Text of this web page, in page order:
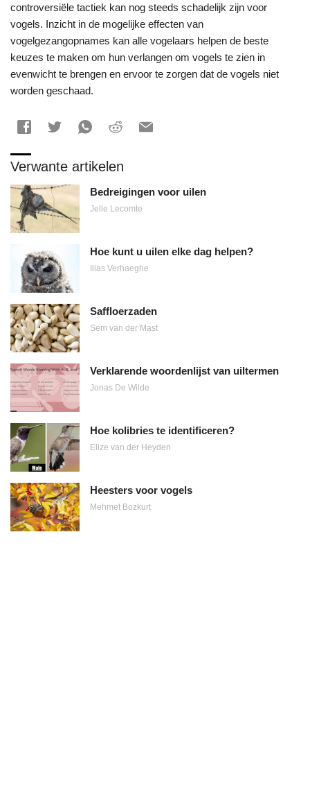
controversiële tactiek kan nog steeds schadelijk zijn voor
vogels. Inzicht in de mogelijke effecten van
vogelgezangopnames kan alle vogelaars helpen de beste
keuzes te maken om hun verlangen om vogels te zien in
evenwicht te brengen en ervoor te zorgen dat de vogels niet
worden geschaad.
Verwante artikelen
Bedreigingen voor uilen
Jelle Lecomte
Hoe kunt u uilen elke dag helpen?
Ilias Verhaeghe
Saffloerzaden
Sem van der Mast
Verklarende woordenlijst van uiltermen
Jonas De Wilde
Hoe kolibries te identificeren?
Elize van der Heyden
Heesters voor vogels
Mehmet Bozkurt